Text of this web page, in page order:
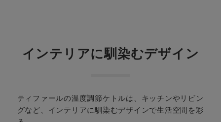
インテリアに馴染むデザイン
ティファールの温度調節ケトルは、キッチンやリビン
グなど、インテリアに馴染むデザインで生活空間を彩